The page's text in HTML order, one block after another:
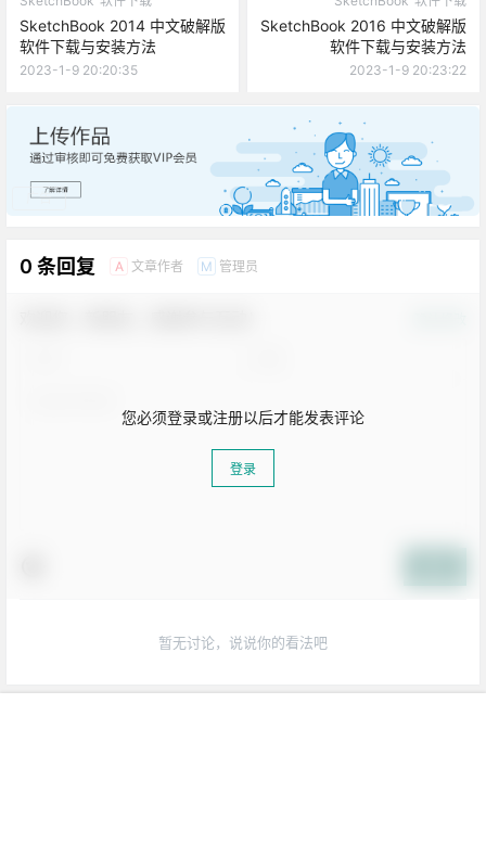
SketchBook 2014 中文破解版
软件下载与安装方法
2023-1-9 20:20:35
SketchBook 2016 中文破解版
软件下载与安装方法
2023-1-9 20:23:22
广告
0 条回复 A 文章作者 M 管理员
您必须登录或注册以后才能发表评论
登录
暂无讨论，说说你的看法吧